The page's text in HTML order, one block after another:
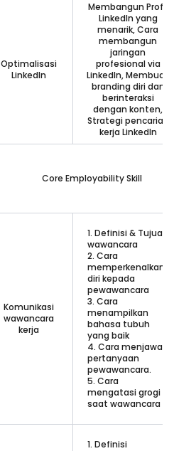
Optimalisasi
LinkedIn
Membangun Profil
LinkedIn yang
menarik, Cara
membangun
jaringan
profesional via
LinkedIn, Membuat
branding diri dan
berinteraksi
dengan konten,
Strategi pencarian
kerja LinkedIn
Core Employability Skill
Komunikasi
wawancara
kerja
1. Definisi & Tujuan
wawancara
2. Cara
memperkenalkan
diri kepada
pewawancara
3. Cara
menampilkan
bahasa tubuh
yang baik
4. Cara menjawab
pertanyaan
pewawancara.
5. Cara
mengatasi grogi
saat wawancara
1. Definisi